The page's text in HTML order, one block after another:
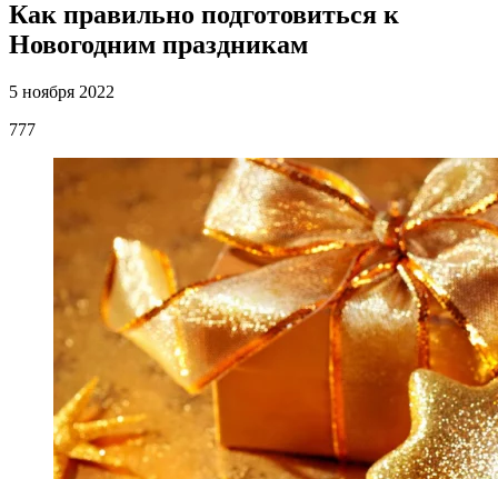
Как правильно подготовиться к
Новогодним праздникам
5 ноября 2022
777